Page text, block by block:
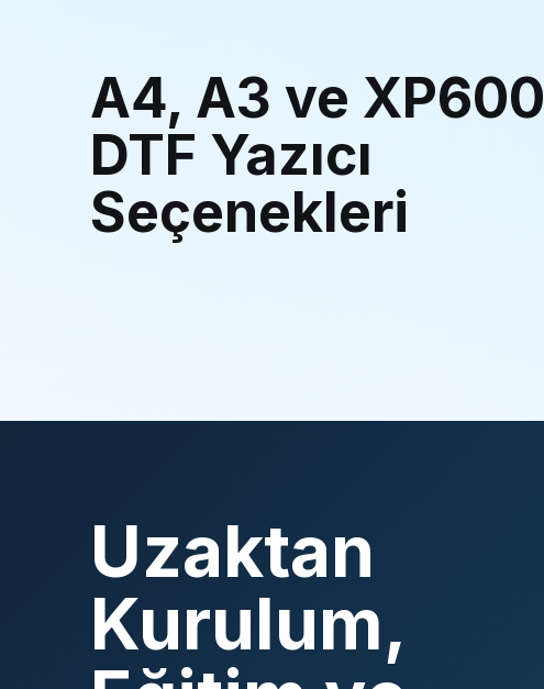
A4, A3 ve XP600
DTF Yazıcı
Seçenekleri
Uzaktan
Kurulum,